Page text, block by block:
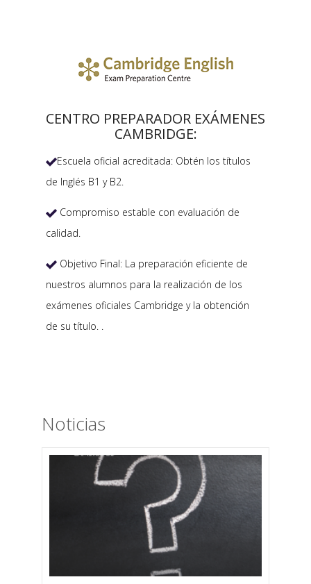
CENTRO PREPARADOR EXÁMENES
CAMBRIDGE:
Escuela oficial acreditada: Obtén los títulos
de Inglés B1 y B2.
 Compromiso estable con evaluación de
calidad.
 Objetivo Final: La preparación eficiente de
nuestros alumnos para la realización de los
exámenes oficiales Cambridge y la obtención
de su título. .
Noticias